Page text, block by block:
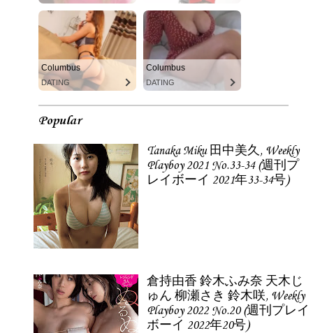
Columbus
DATING
Columbus
DATING
Popular
Tanaka Miku 田中美久, Weekly
Playboy 2021 No.33-34 (週刊プ
レイボーイ 2021年33-34号)
倉持由香 鈴木ふみ奈 天木じ
ゅん 柳瀬さき 鈴木咲, Weekly
Playboy 2022 No.20 (週刊プレイ
ボーイ 2022年20号)